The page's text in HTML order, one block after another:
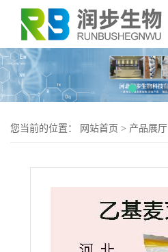
您当前的位置： 网站首页 > 产品展厅